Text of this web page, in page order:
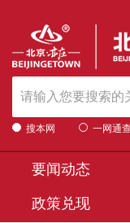
搜本网 一网通查
要闻动态
政策兑现